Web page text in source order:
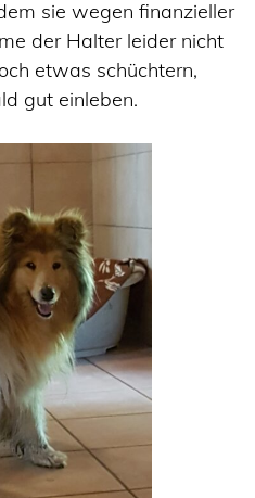
sie wegen finanzieller
der Halter leider nicht
etwas schüchtern,
gut einleben.